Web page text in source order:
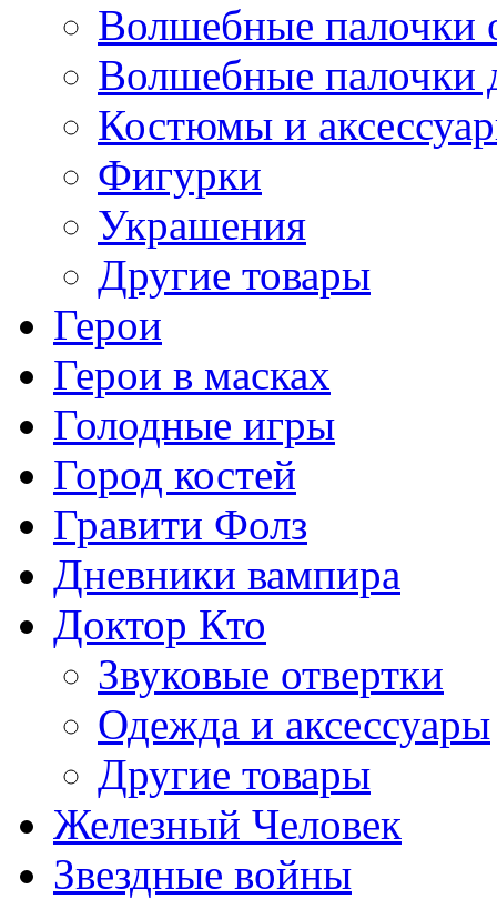
Волшебные палочки
Волшебные палочки
Костюмы и
Фигурки
Украшения
Другие товары
Герои
Герои в масках
Голодные игры
Город костей
Гравити Фолз
Дневники вампира
Доктор Кто
Звуковые отвертки
Одежда и аксессуары
Другие товары
Железный Человек
Звездные войны